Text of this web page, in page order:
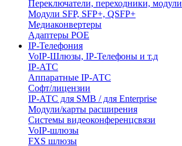
Переключатели, переходники, модули
Модули SFP, SFP+, QSFP+
Медиаконвертеры
Адаптеры POE
IP-Телефония
VoIP-Шлюзы, IP-Телефоны и т.д
IP-АТС
Аппаратные IP-АТС
Софт/лицензии
IP-АТС для SMB / для Enterprise
Модули/карты расширения
Системы видеоконференцсвязи
VoIP-шлюзы
FXS шлюзы